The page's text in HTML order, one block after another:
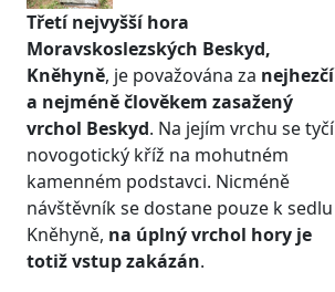
Třetí nejvyšší hora
Moravskoslezských Beskyd,
Kněhyně, je považována za nejhezčí
a nejméně člověkem zasažený
vrchol Beskyd. Na jejím vrchu se tyčí
novogotický kříž na mohutném
kamenném podstavci. Nicméně
návštěvník se dostane pouze k sedlu
Kněhyně, na úplnývrchol hory je
totiž vstup zakázán.